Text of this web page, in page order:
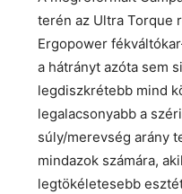
terén az Ultra Torque
Ergopower
a hátrányt azóta sem
legdiszkrétebb mind
legalacsonyabb a
súly/merevség arány
mindazok számára,
legtökéletesebb